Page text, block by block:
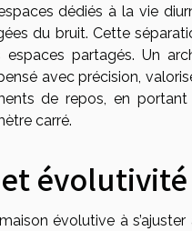
dédiés à la vie
du bruit. Cette
espaces partagés. Un
avec précision,
de repos, en
carré.
évolutivité
évolutive à